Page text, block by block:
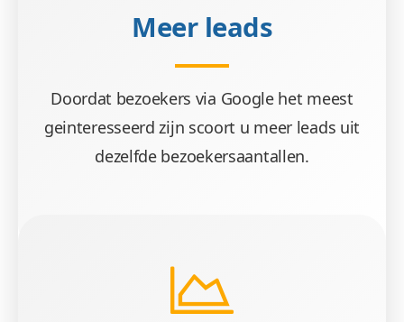
Meer leads
Doordat bezoekers via Google het meest
geinteresseerd zijn scoort u meer leads uit
dezelfde bezoekersaantallen.